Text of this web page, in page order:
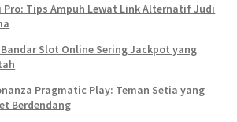
Pro: Tips Ampuh Lewat Link Alternatif Judi
Slot Online Sering Jackpot yang
Pragmatic Play: Teman Setia yang
Berdendang